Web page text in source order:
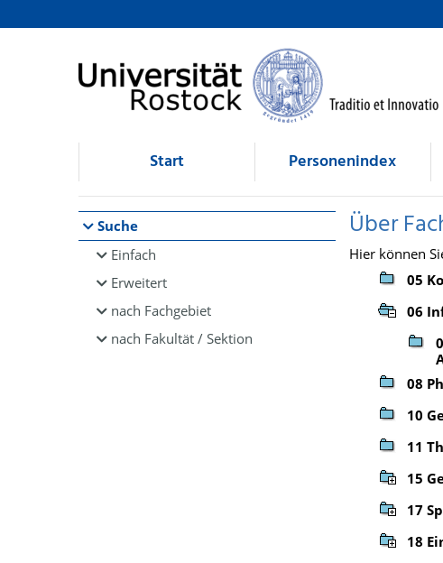
Browsen
direkt zum Inhalt
Start Personenindex
Suche
Einfach
Erweitert
nach Fachgebiet
nach Fakultät / Sektion
Über
Hier können
05
06
08
10
11
15
17
18